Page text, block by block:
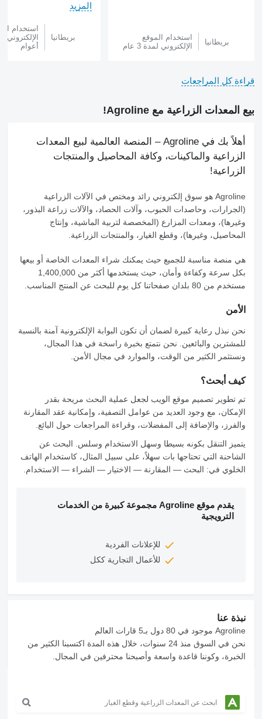
قراءة كل المراجعات
بريطانيا
استخدام الموقع
الإلكتروني لمدة 3 عام
المزيد
بريطانيا
استخدام
أعوام
بيع المعدات الزراعية مع Agroline!
أهلاً بك في Agroline – المنصة العالمية لبيع المعدات
الزراعية والماكينات، وكافة المحاصيل والمنتجات
الزراعية!
Agroline هو سوق إلكتروني رائد ومختص في الآلات الزراعية
(الجرارات، وحاصدات الحبوب، وآلات الحصاد، والآلات زراعة البذور،
وغيرها)، ومعدات المزارع (المخصصة لتربية الماشية، وإنتاج
المحاصيل، وغيرها)، وقطع الغيار، والمنتجات الزراعية.
هي منصة مناسبة للجميع حيث يمكنك شراء المعدات الخاصة أو بيعها
بكل سرعة وكفاءة وأمان، حيث يستخدمها أكثر من 1,400,000
مستخدم من 80 بلدان صفحاتنا كل يوم للبحث عن المنتج المناسب.
الأمن
نحن نبذل رعاية كبيرة لضمان أن تكون البوابة الإلكترونية آمنة بالنسبة
للمشترين والبائعين. نحن نتمتع بخبرة راسخة في هذا المجال،
ونستثمر الكثير من الوقت، والموارد في مجال الأمن.
كيف أبحث؟
تم تطوير تصميم موقع الويب لجعل عملية البحث مريحة بقدر
الإمكان، مع وجود العديد من عوامل التصفية، وإمكانية عقد المقارنة
والفرز، والإضافة إلى المفضلات، وقراءة المراجعات حول البائع.
يتميز التنقل بكونه بسيطا وسهل الاستخدام وسلس. البحث عن
الشاحنة التي تحتاجها بات سهلاً، على سبيل المثال، كاستخدام الهاتف
الخلوي في: البحث — المقارنة — الاختيار — الشراء — الاستخدام.
يقدم موقع Agroline مجموعة كبيرة من الخدمات
الترويجية
للإعلانات الفردية
للأعمال التجارية ككل
نبذة عنا
Agroline موجود في 80 دول بـ5 قارات العالم
نحن في السوق منذ 24 سنوات، خلال هذه المدة اكتسبنا الكثير من
الخبرة، وكوننا قاعدة واسعة وأصبحنا محترفين في المجال.